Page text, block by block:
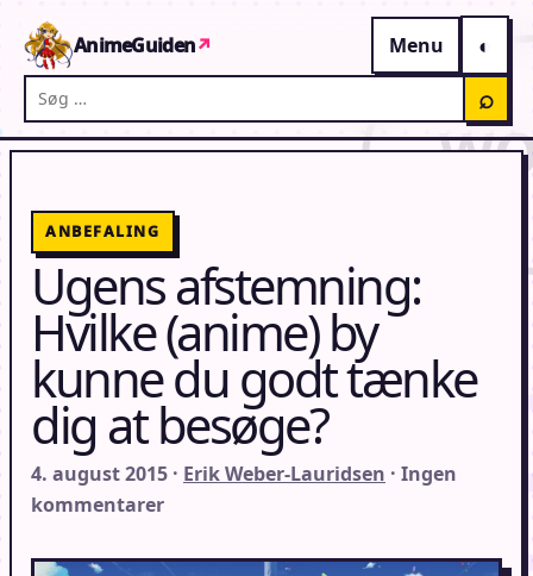
AnimeGuiden↗
Menu
Søg på AnimeGuiden
⌕
ANBEFALING
Ugens afstemning:
Hvilke (anime) by
kunne du godt tænke
dig at besøge?
4. august 2015 · Erik Weber-Lauridsen · Ingen
kommentarer